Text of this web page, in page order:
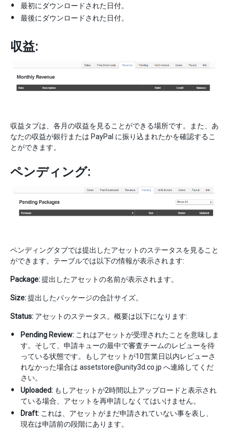
最初にダウンロードされた日付。
最後にダウンロードされた日付。
収益:
収益タブは、各月の収益を見ることができる場所です。また、あ
なたの収益が銀行または PayPal に振り込まれたかを確認するこ
とができます。
ペンディング:
ペンディングタブでは提出したアセットのステータスを見ること
ができます。テーブルでは以下の情報が表示されます:
Package:提出したアセットの名前が表示されます。
Size:提出したパッケージの合計サイズ。
Status: アセットのステータス。概要は以下になります:
Pending Review: これはアセットが受理されたことを意味しま
す。そして、申請キューの最中で審査チームのレビューを待
っている状態です。もしアセットが10営業日以内レビューさ
れなかった場合は assetstore@unity3d.co.jp へ連絡してくだ
さい。
Uploaded: もしアセットが2時間以上アップロードと表示され
ている場合、アセットを再申請しなくてはいけません。
Draft: これは、アセットがまだ申請されていない事を表し、
現在は申請前の段階にあります。